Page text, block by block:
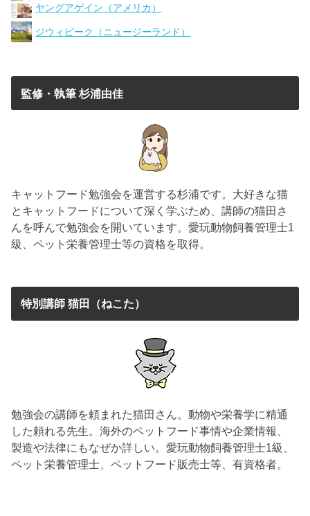
ヤングアゲイン（アメリカ）
ジウィピーク（ニュージーランド）
監修・執筆 杉浦由佳
キャットフード勉強会を運営する杉浦です。大好きな猫
とキャットフードについて深く学ぶため、講師の猫田さ
んを呼んで勉強会を開いています。愛玩動物飼養管理士1
級、ペット栄養管理士等の資格を取得。
特別講師 猫田（ねこた）
勉強会の講師を頼まれた猫田さん。動物や栄養学に精通
した頼れる先生。海外のペットフード事情や企業情報、
製造や法律にもなぜか詳しい。愛玩動物飼養管理士1級、
ペット栄養管理士、ペットフード販売士等、有資格者。